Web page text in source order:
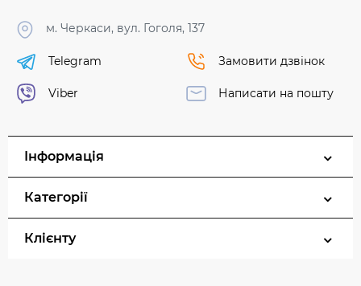
м. Черкаси, вул. Гоголя, 137
Telegram
Viber
Замовити дзвінок
Написати на пошту
Інформація
Категорії
Клієнту